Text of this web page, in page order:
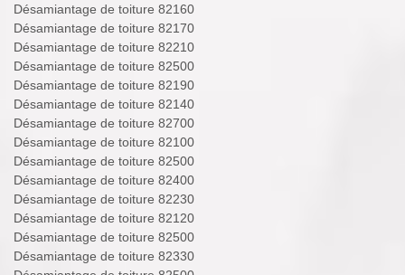
Désamiantage de toiture 82160
Désamiantage de toiture 82170
Désamiantage de toiture 82210
Désamiantage de toiture 82500
Désamiantage de toiture 82190
Désamiantage de toiture 82140
Désamiantage de toiture 82700
Désamiantage de toiture 82100
Désamiantage de toiture 82500
Désamiantage de toiture 82400
Désamiantage de toiture 82230
Désamiantage de toiture 82120
Désamiantage de toiture 82500
Désamiantage de toiture 82330